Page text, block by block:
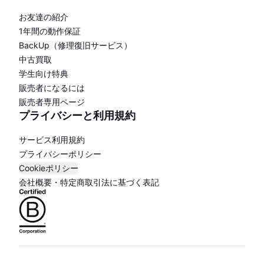
お友達の紹介
1年間の動作保証
BackUp（修理復旧サービス）
中古買取
学生向け特典
販売者になるには
販売者専用ページ
プライバシーと利用規約
サービス利用規約
プライバシーポリシー
Cookieポリシー
会社概要・特定商取引法に基づく表記